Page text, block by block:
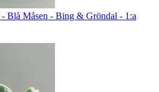
Blå Måsen - Bing & Gröndal - 1:a